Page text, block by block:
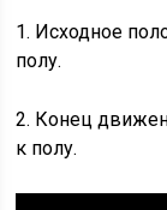
1. Исходное
полу.
2. Конец
к полу.